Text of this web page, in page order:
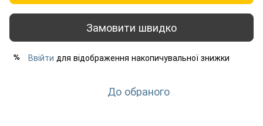
Замовити швидко
% Ввійти для відображення накопичувальної знижки
До обраного